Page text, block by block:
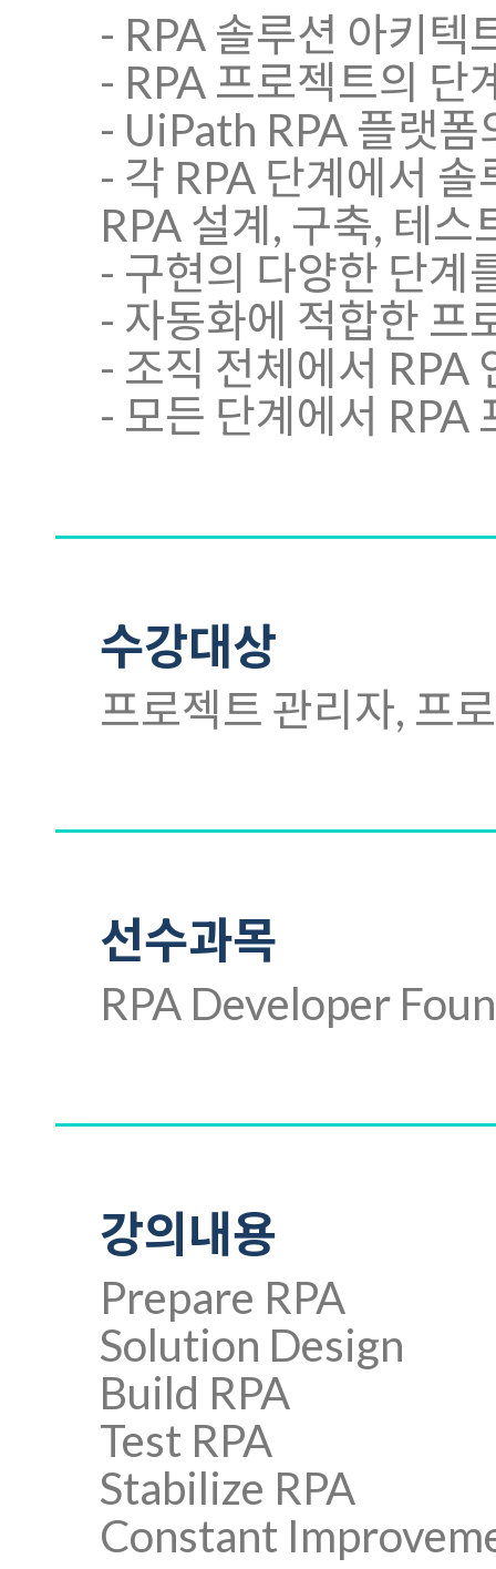
- RPA 솔루션 아키
- RPA 프로젝트의 단
- UiPath RPA 플랫폼
- 각 RPA 단계에서
RPA 설계, 구축, 테
- 구현의 다양한 단계
- 자동화에 적합한 프
- 조직 전체에서 RPA
- 모든 단계에서 RPA
수강대상
프로젝트 관리자, 프
선수과목
RPA Developer
강의내용
Prepare RPA
Solution Design
Build RPA
Test RPA
Stabilize RPA
Constant